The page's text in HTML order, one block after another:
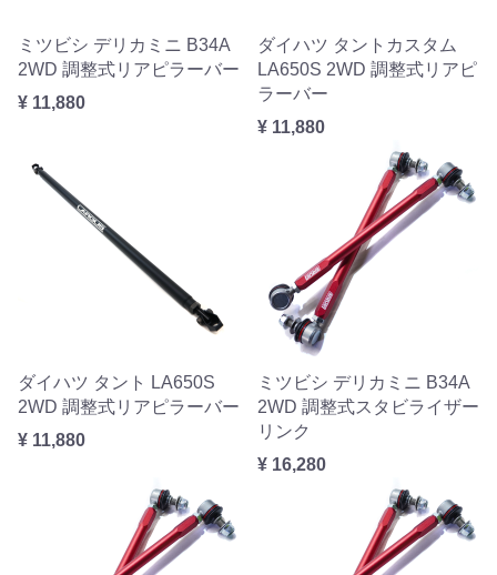
ミツビシ デリカミニ B34A
2WD 調整式リアピラーバー
¥ 11,880
ダイハツ タントカスタム
LA650S 2WD 調整式リアピ
ラーバー
¥ 11,880
ダイハツ タント LA650S
2WD 調整式リアピラーバー
¥ 11,880
ミツビシ デリカミニ B34A
2WD 調整式スタビライザー
リンク
¥ 16,280